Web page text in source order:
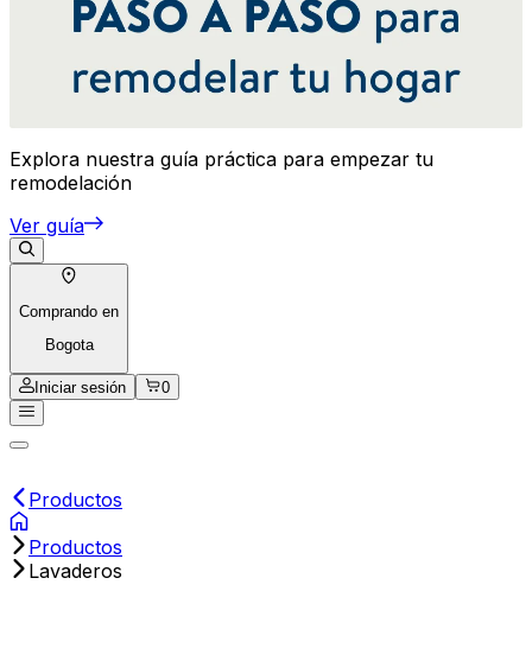
Explora nuestra guía práctica para empezar tu
remodelación
Ver guía
Comprando en
Bogota
Iniciar sesión 0
Productos
Productos
Lavaderos